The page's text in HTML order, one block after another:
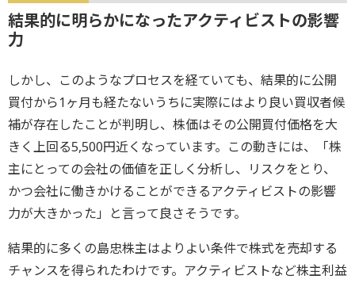
結果的に明らかになったアクティビストの影響
力
しかし、このようなプロセスを経ていても、結果的に公開
買付から1ヶ月も経たないうちに実際にはより良い買収者候
補が存在したことが判明し、株価はその公開買付価格を大
きく上回る5,500円近くなっています。この動きには、「株
主にとっての会社の価値を正しく分析し、リスクをとり、
かつ会社に働きかけることができるアクティビストの影響
力が大きかった」と言って良さそうです。
結果的に多くの島忠株主はよりよい条件で株式を売却する
チャンスを得られたわけです。アクティビストなど株主利益